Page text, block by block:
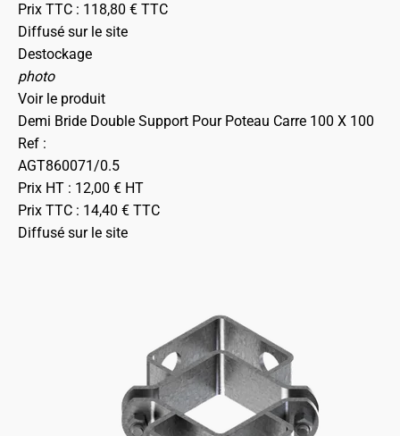
Prix TTC : 118,80 € TTC
Diffusé sur le site
Destockage
photo
Voir le produit
Demi Bride Double Support Pour Poteau Carre 100 X 100
Ref :
AGT860071/0.5
Prix HT : 12,00 € HT
Prix TTC : 14,40 € TTC
Diffusé sur le site